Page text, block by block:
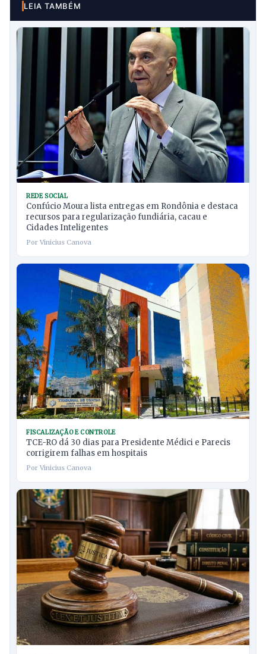
LEIA TAMBÉM
REDE SOCIAL
Confúcio Moura lista entregas em Rondônia e destaca
recursos para regularização fundiária, cacau e
Cidades Inteligentes
Por Vinicius Canova
FISCALIZAÇÃO E CONTROLE
TCE-RO dá 30 dias para Presidente Médici e Parecis
corrigirem falhas em hospitais
Por Vinicius Canova